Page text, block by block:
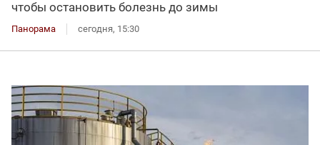
чтобы остановить болезнь до зимы
Панорама сегодня, 15:30